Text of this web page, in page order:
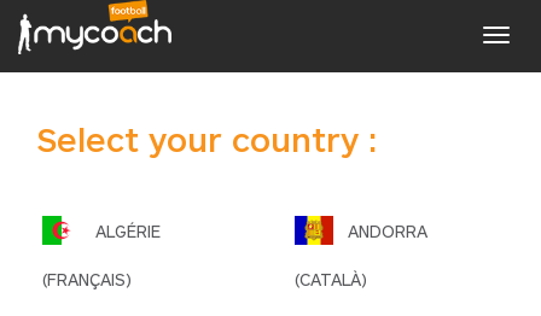
Select your country :
ALGÉRIE
(FRANÇAIS)
ANDORRA
(CATALÀ)